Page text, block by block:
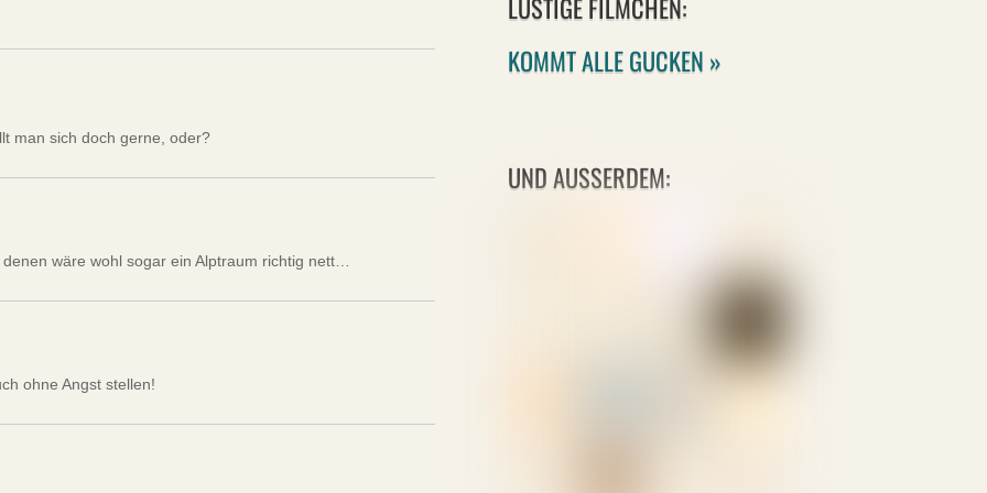
man sich doch gerne, oder?
wäre wohl sogar ein Alptraum richtig nett…
ohne Angst stellen!
KOMMT ALLE GUCKEN »
UND AUSSERDEM: